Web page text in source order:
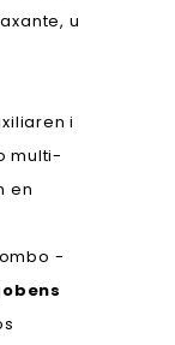
u
i
multi-
en
-